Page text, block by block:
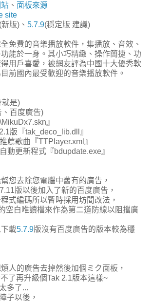
、 面板來源
site
(新版)、 5.7.9(穩定版 建議)
免費的音樂播放軟件，集播放、音效、
能於一身。其小巧精緻、操作簡捷、功
用戶喜愛，被網友評為中國十大優秀軟
前國內最受歡迎的音樂播放軟件。
就是)
百度廣告)
』
版『tak_deco_lib.dll』
薦歌曲『TTPlayer.xml』
動更新程式『bdupdate.exe』
您去除您電腦中舊有的廣告，
版以後加入了新的百度廣告，
式編碼所以暫時採用坊間改法，
空白唯讀檔來作為第二道防線以阻擋廣
載5.7.9版沒有百度廣告的版本較為穩
人的廣告去掉然後加個ミク面板，
了再升級個Tak 2.1版本這樣~
多了...
子以後，